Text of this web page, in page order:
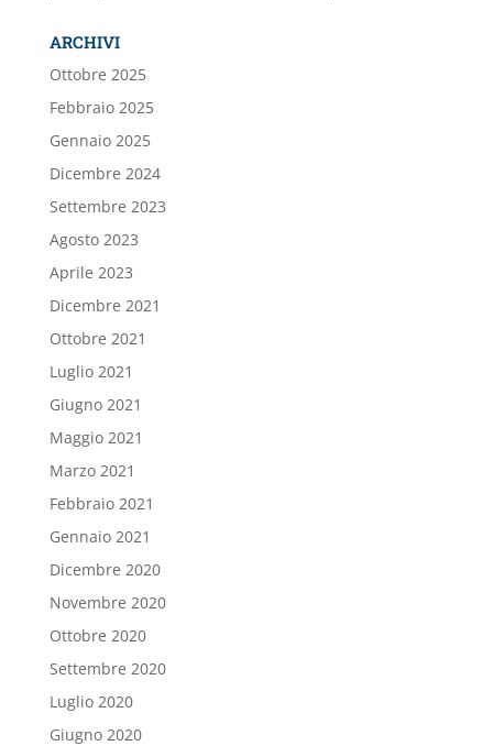
ARCHIVI
Ottobre 2025
Febbraio 2025
Gennaio 2025
Dicembre 2024
Settembre 2023
Agosto 2023
Aprile 2023
Dicembre 2021
Ottobre 2021
Luglio 2021
Giugno 2021
Maggio 2021
Marzo 2021
Febbraio 2021
Gennaio 2021
Dicembre 2020
Novembre 2020
Ottobre 2020
Settembre 2020
Luglio 2020
Giugno 2020